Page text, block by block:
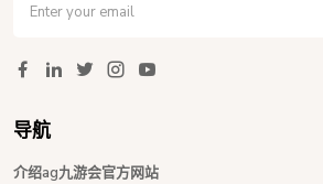
导航
介绍ag九游会官方网站